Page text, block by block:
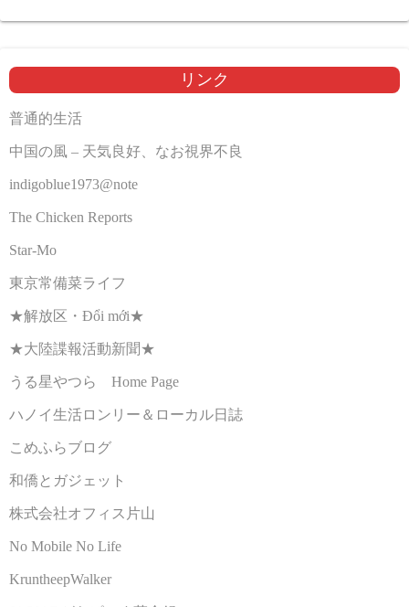
リンク
普通的生活
中国の風 – 天気良好、なお視界不良
indigoblue1973@note
The Chicken Reports
Star-Mo
東京常備菜ライフ
★解放区・Đổi mới★
★大陸諜報活動新聞★
うる星やつら Home Page
ハノイ生活ロンリー＆ローカル日誌
こめふらブログ
和僑とガジェット
株式会社オフィス片山
No Mobile No Life
KruntheepWalker